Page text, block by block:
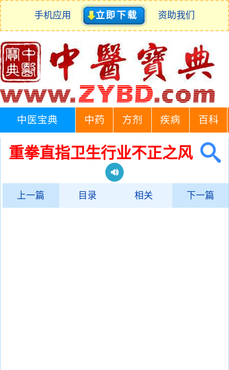
手机应用 立即下载 资助我们
中医宝典 中药 方剂 疾病 百科
重拳直指卫生行业不正之风
上一篇 目录 相关 下一篇